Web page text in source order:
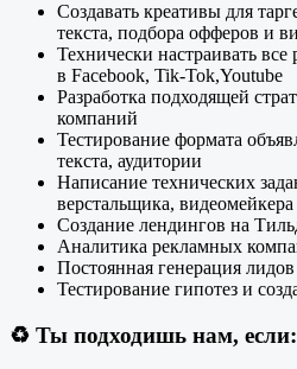
Создавать креативы для
текста, подбора офферов и
Технически настраивать
в Facebook, Tik-Tok,Youtube
Разработка подходящей
компаний
Тестирование формата
текста, аудитории
Написание технических
верстальщика, видеомейкера
Создание лендингов на
Аналитика рекламных
Постоянная генерация лидов
Тестирование гипотез и
♻️ Ты подходишь нам, если: